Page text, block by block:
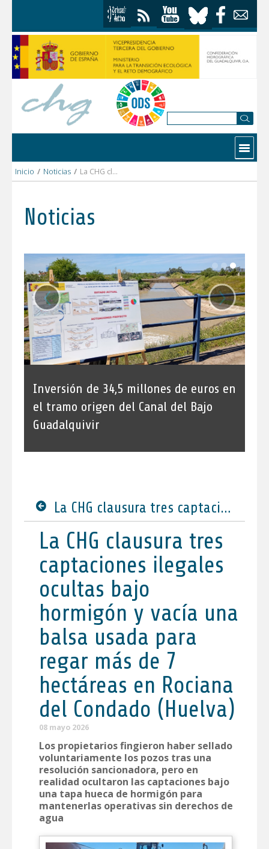
Contactar
Inicio / Noticias / La CHG clausura tres captaciones ilegales ocultas bajo hormigón y vacía una balsa usada para regar más de 7 hectáreas en Rociana del Condado (Huelva)
Noticias
Inversión de 34,5 millones de euros en
el tramo origen del Canal del Bajo
Guadalquivir
‹ ›
La CHG clausura tres captaciones ilegales ocultas bajo hormigón y vacía una balsa usada para regar más de 7 hectáreas en Rociana del Condado (Huelva)
La CHG clausura tres
captaciones ilegales
ocultas bajo
hormigón y vacía una
balsa usada para
regar más de 7
hectáreas en Rociana
del Condado (Huelva)
08 mayo 2026
Los propietarios fingieron haber sellado
voluntariamente los pozos tras una
resolución sancionadora, pero en
realidad ocultaron las captaciones bajo
una tapa hueca de hormigón para
mantenerlas operativas sin derechos de
agua